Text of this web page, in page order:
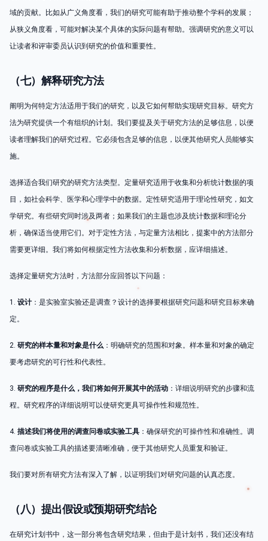
域的贡献。比如从广义角度看，我们的研究可能有助于推动整个学科的发展；
从狭义角度看，可能对解决某个具体的实际问题有帮助。强调研究的意义可以
让读者和评审委员认识到研究的价值和重要性。
（七）解释研究方法
阐明为何特定方法适用于我们的研究，以及它如何帮助实现研究目标。研究方
法为研究提供一个有组织的计划。我们要提及关于研究方法的足够信息，以便
读者理解我们的研究过程。它必须包含足够的信息，以便其他研究人员能够实
施。
选择适合我们研究的研究方法类型。定量研究适用于收集和分析统计数据的项
目，如社会科学、医学和心理学中的数据。定性研究适用于理论性研究，如文
学研究。有些研究同时涉及两者；如果我们的主题也涉及统计数据和理论分
析，确保适当使用它们。对于定性方法，与定量方法相比，提案中的方法部分
需要更详细。我们将如何根据定性方法收集和分析数据，应详细描述。
选择定量研究方法时，方法部分应回答以下问题：
1. 设计 ：是实验室实验还是调查？设计的选择要根据研究问题和研究目标来确
定。
2. 研究的样本量和对象是什么 ：明确研究的范围和对象。样本量和对象的确定
要考虑研究的可行性和代表性。
3. 研究的程序是什么，我们将如何开展其中的活动 ：详细说明研究的步骤和流
程。研究程序的详细说明可以使研究更具可操作性和规范性。
4. 描述我们将使用的调查问卷或实验工具 ：确保研究的可操作性和准确性。调
查问卷或实验工具的描述要清晰准确，便于其他研究人员重复和验证。
我们要对所有研究方法有深入了解，以证明我们对研究问题的认真态度。
（八）提出假设或预期研究结论
在研究计划书中，这一部分将包含研究结果，但由于是计划书，我们还没有结